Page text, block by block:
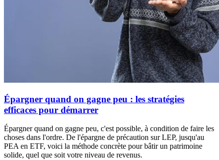
Épargner quand on gagne peu : les stratégies
efficaces pour démarrer
Épargner quand on gagne peu, c'est possible, à condition de faire les
choses dans l'ordre. De l'épargne de précaution sur LEP, jusqu'au
PEA en ETF, voici la méthode concrète pour bâtir un patrimoine
solide, quel que soit votre niveau de revenus.